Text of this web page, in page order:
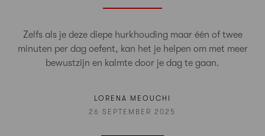
Zelfs als je deze diepe hurkhouding maar één of twee
minuten per dag oefent, kan het je helpen om met meer
bewustzijn en kalmte door je dag te gaan.
LORENA MEOUCHI
26 SEPTEMBER 2025